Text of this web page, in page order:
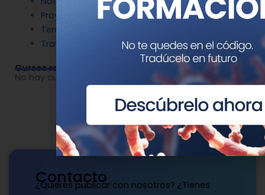
Proyectos
Terapia Génica
Tratamientos
Cursos relacionados
No hay cursos relacionados o imágenes disponibles.
Contacto
¿Quieres publicar con nosotros? ¿Tienes